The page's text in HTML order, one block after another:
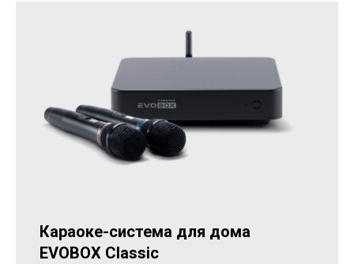
Караоке-система для дома
EVOBOX Classic